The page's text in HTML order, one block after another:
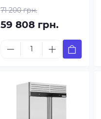
71 200 грн.
59 808 грн.